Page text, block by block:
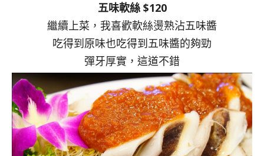
五味軟絲 $120
繼續上菜，我喜歡軟絲燙熟沾五味醬
吃得到原味也吃得到五味醬的夠勁
彈牙厚實，這道不錯